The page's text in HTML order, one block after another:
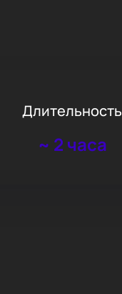
Длительность
~ 2 часа